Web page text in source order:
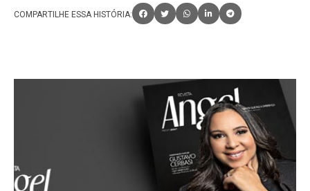
COMPARTILHE ESSA HISTÓRIA: